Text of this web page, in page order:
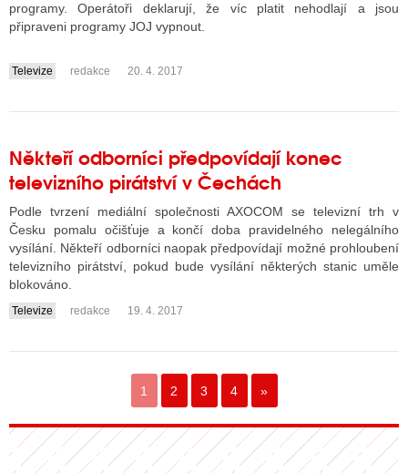
programy. Operátoři deklarují, že víc platit nehodlají a jsou
připraveni programy JOJ vypnout.
....
Televize redakce 20. 4. 2017
Někteří odborníci předpovídají konec
televizního pirátství v Čechách
Podle tvrzení mediální společnosti AXOCOM se televizní trh v
Česku pomalu očišťuje a končí doba pravidelného nelegálního
vysílání. Někteří odborníci naopak předpovídají možné prohloubení
televizního pirátství, pokud bude vysílání některých stanic uměle
blokováno.
....
Televize redakce 19. 4. 2017
1 2 3 4 »